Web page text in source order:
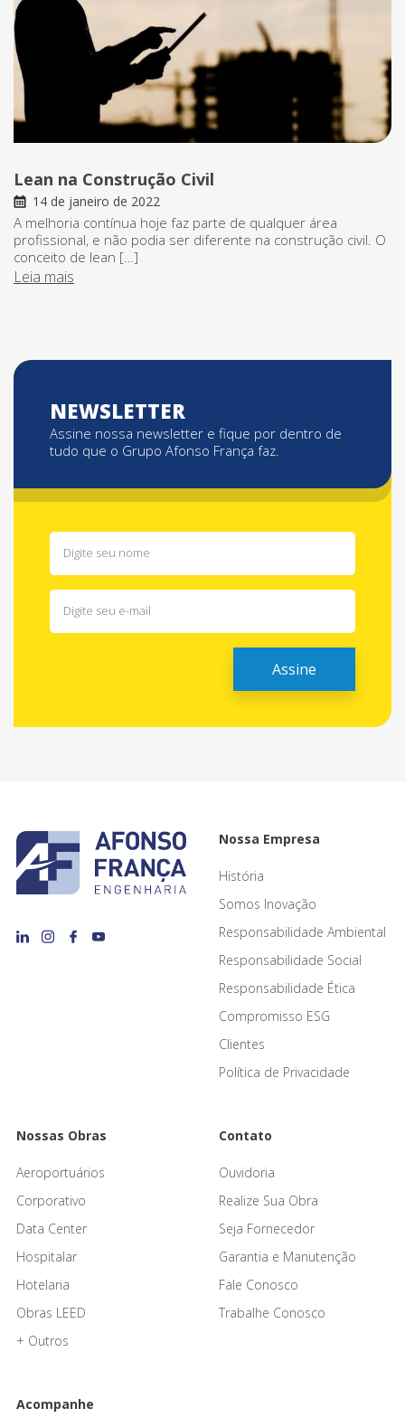
Lean na Construção Civil
14 de janeiro de 2022
A melhoria contínua hoje faz parte de qualquer área
profissional, e não podia ser diferente na construção civil. O
conceito de lean […]
Leia mais
NEWSLETTER
Assine nossa newsletter e fique por dentro de
tudo que o Grupo Afonso França faz.
Nossa Empresa
História
Somos Inovação
Responsabilidade Ambiental
Responsabilidade Social
Responsabilidade Ética
Compromisso ESG
Clientes
Política de Privacidade
Nossas Obras
Aeroportuários
Corporativo
Data Center
Hospitalar
Hotelaria
Obras LEED
+ Outros
Contato
Ouvidoria
Realize Sua Obra
Seja Fornecedor
Garantia e Manutenção
Fale Conosco
Trabalhe Conosco
Acompanhe